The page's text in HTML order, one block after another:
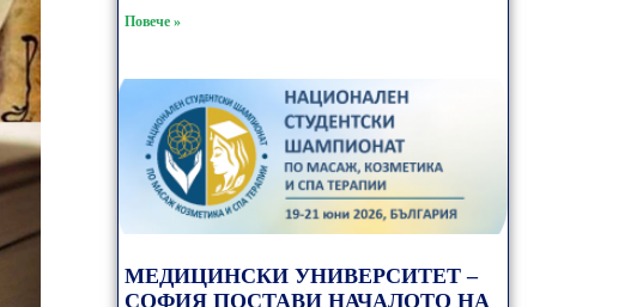
Повече »
МЕДИЦИНСКИ УНИВЕРСИТЕТ –
СОФИЯ ПОСТАВИ НАЧАЛОТО НА